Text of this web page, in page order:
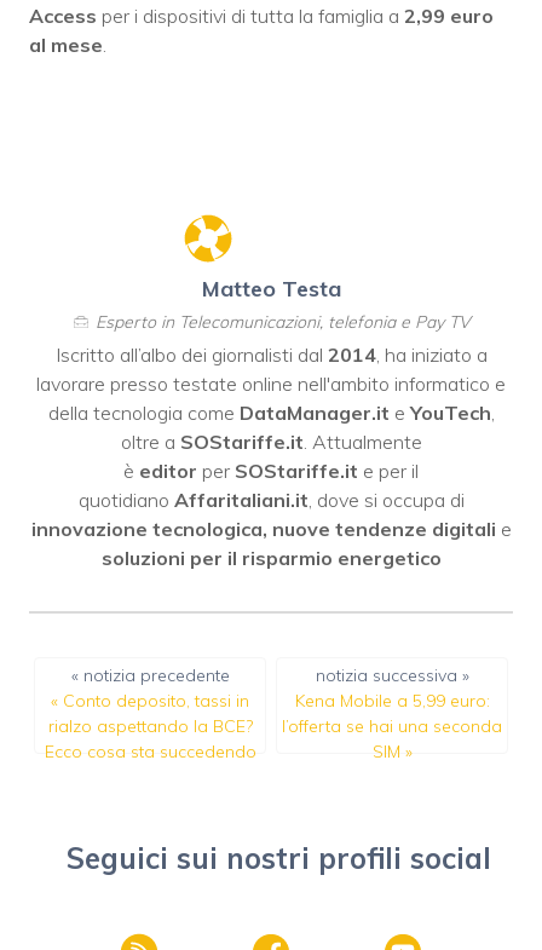
Access per i dispositivi di tutta la famiglia a 2,99 euro
al mese
Matteo Testa
Esperto in Telecomunicazioni, telefonia e Pay TV
Iscritto all’albo dei giornalisti dal 2014, ha iniziato a
lavorare presso testate online nell'ambito informatico e
della tecnologia come DataManager.it eYouTech
oltre a SOStariffe.it . Attualmente
è editor per SOStariffe.it e per il
quotidiano Affaritaliani.it , dove si occupa di
innovazione tecnologica, nuove tendenze digitali e
soluzioni per il risparmio energetico
« notizia precedente
« Conto deposito, tassi in
rialzo aspettando la BCE?
Ecco cosa sta succedendo
notizia successiva »
Kena Mobile a 5,99 euro:
l’offerta se hai una seconda
SIM »
Seguici sui nostri profili social